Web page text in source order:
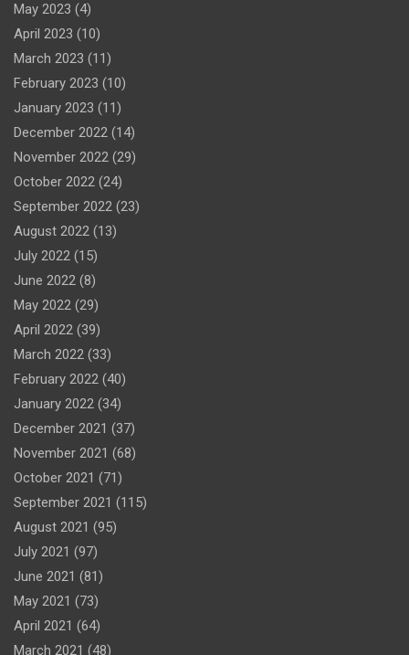
May 2023 (4)
April 2023 (10)
March 2023 (11)
February 2023 (10)
January 2023 (11)
December 2022 (14)
November 2022 (29)
October 2022 (24)
September 2022 (23)
August 2022 (13)
July 2022 (15)
June 2022 (8)
May 2022 (29)
April 2022 (39)
March 2022 (33)
February 2022 (40)
January 2022 (34)
December 2021 (37)
November 2021 (68)
October 2021 (71)
September 2021 (115)
August 2021 (95)
July 2021 (97)
June 2021 (81)
May 2021 (73)
April 2021 (64)
March 2021 (48)